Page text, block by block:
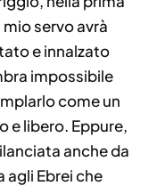
servo avrà
e innalzato
impossibile
come un
e libero. Eppure,
anche da
agli Ebrei che